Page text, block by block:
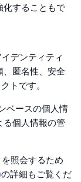
化することもで
デンティティ
、匿名性、安全
トです。
ベースの個人情
個人情報の管
照会するため
の詳細もご覧くだ